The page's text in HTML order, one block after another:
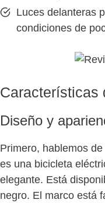
Luces delanteras
condiciones de
Características
Diseño y
Primero, hablemos
es una bicicleta
elegante. Está
negro. El marco está